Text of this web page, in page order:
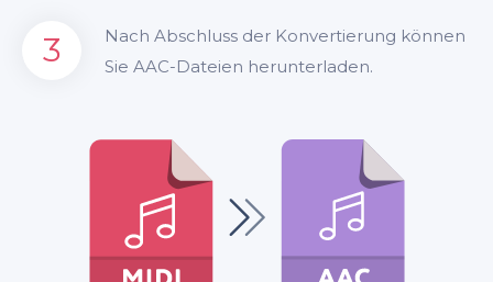
3
Nach Abschluss der Konvertierung können
Sie AAC-Dateien herunterladen.